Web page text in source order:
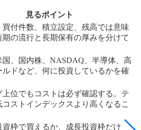
見るポイント
買付件数、積立設定、残高では意味
期の流行と長期保有の厚みを分けて
国、国内株、NASDAQ、半導体、高
ルドなど、何に投資しているかを確
上位でもコストは必ず確認する。テ
コストインデックスより高くなるこ
資枠で買えるか、成長投資枠だけ